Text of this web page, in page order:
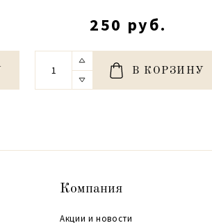
250 руб.
В КОРЗИНУ
Компания
Акции и новости